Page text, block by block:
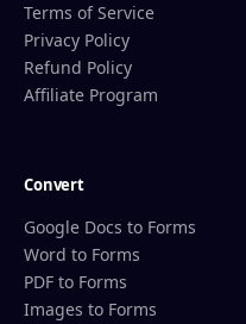
Terms of Service
Privacy Policy
Refund Policy
Affiliate Program
Convert
Google Docs to Forms
Word to Forms
PDF to Forms
Images to Forms